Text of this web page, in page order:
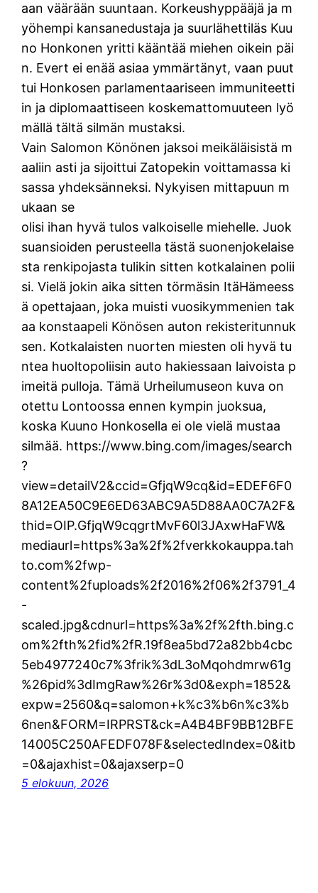
aan väärään suuntaan. Korkeushyppääjä ja m
yöhempi kansanedustaja ja suurlähettiläs Kuu
no Honkonen yritti kääntää miehen oikein päi
n. Evert ei enää asiaa ymmärtänyt, vaan puut
tui Honkosen parlamentaariseen immuniteetti
in ja diplomaattiseen koskemattomuuteen lyö
mällä tältä silmän mustaksi.
Vain Salomon Könönen jaksoi meikäläisistä m
aaliin asti ja sijoittui Zatopekin voittamassa ki
sassa yhdeksänneksi. Nykyisen mittapuun m
ukaan se
olisi ihan hyvä tulos valkoiselle miehelle. Juok
suansioiden perusteella tästä suonenjokelaise
sta renkipojasta tulikin sitten kotkalainen polii
si. Vielä jokin aika sitten törmäsin ItäHämeess
ä opettajaan, joka muisti vuosikymmenien tak
aa konstaapeli Könösen auton rekisteritunnuk
sen. Kotkalaisten nuorten miesten oli hyvä tu
ntea huoltopoliisin auto hakiessaan laivoista p
imeitä pulloja. Tämä Urheilumuseon kuva on
otettu Lontoossa ennen kympin juoksua,
koska Kuuno Honkosella ei ole vielä mustaa
silmää. https://www.bing.com/images/search
?
view=detailV2&ccid=GfjqW9cq&id=EDEF6F0
8A12EA50C9E6ED63ABC9A5D88AA0C7A2F&
thid=OIP.GfjqW9cqgrtMvF60l3JAxwHaFW&
mediaurl=https%3a%2f%2fverkkokauppa.tah
to.com%2fwp-
content%2fuploads%2f2016%2f06%2f3791_4
-
scaled.jpg&cdnurl=https%3a%2f%2fth.bing.c
om%2fth%2fid%2fR.19f8ea5bd72a82bb4cbc
5eb4977240c7%3frik%3dL3oMqohdmrw61g
%26pid%3dImgRaw%26r%3d0&exph=1852&
expw=2560&q=salomon+k%c3%b6n%c3%b
6nen&FORM=IRPRST&ck=A4B4BF9BB12BFE
14005C250AFEDF078F&selectedIndex=0&itb
=0&ajaxhist=0&ajaxserp=0
5 elokuun, 2026